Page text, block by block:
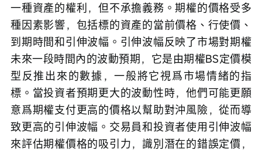
一種資產的權利，但不承擔義務。期權的價格受多
種因素影響，包括標的資產的當前價格、行使價、
到期時間和引伸波幅。引伸波幅反映了市場對期權
未來一段時間內的波動預期，它是由期權BS定價模
型反推出來的數據，一般將它視爲市場情緒的指
標。當投資者預期更大的波動性時，他們可能更願
意爲期權支付更高的價格以幫助對沖風險，從而導
致更高的引伸波幅。交易員和投資者使用引伸波幅
來評估期權價格的吸引力，識別潛在的錯誤定價，